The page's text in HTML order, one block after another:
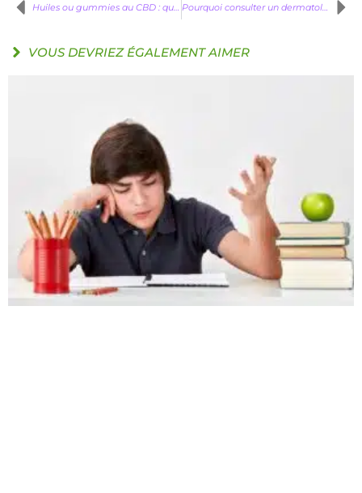
Pourquoi consulter un dermatologue pour l’épilation définitive ?
VOUS DEVRIEZ ÉGALEMENT AIMER